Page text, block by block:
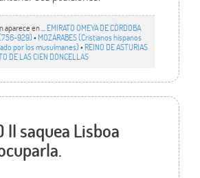
en ... EMIRATO OMEYA DE CÓRDOBA
929)• MOZÁRABES (Cristianos hispanos
por los musulmanes)• REINO DE ASTURIAS
DE LAS CIEN DONCELLAS
II saquea Lisboa